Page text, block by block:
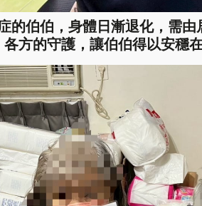
的伯伯，身體日漸退化，需由
各方的守護，讓伯伯得以安穩在